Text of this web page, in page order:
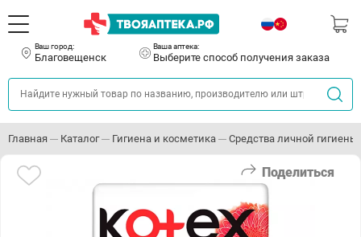
Ваш город:
Благовещенск
Ваша аптека:
Выберите способ получения заказа
Главная Каталог Гигиена и косметика Средства личной
Поделиться